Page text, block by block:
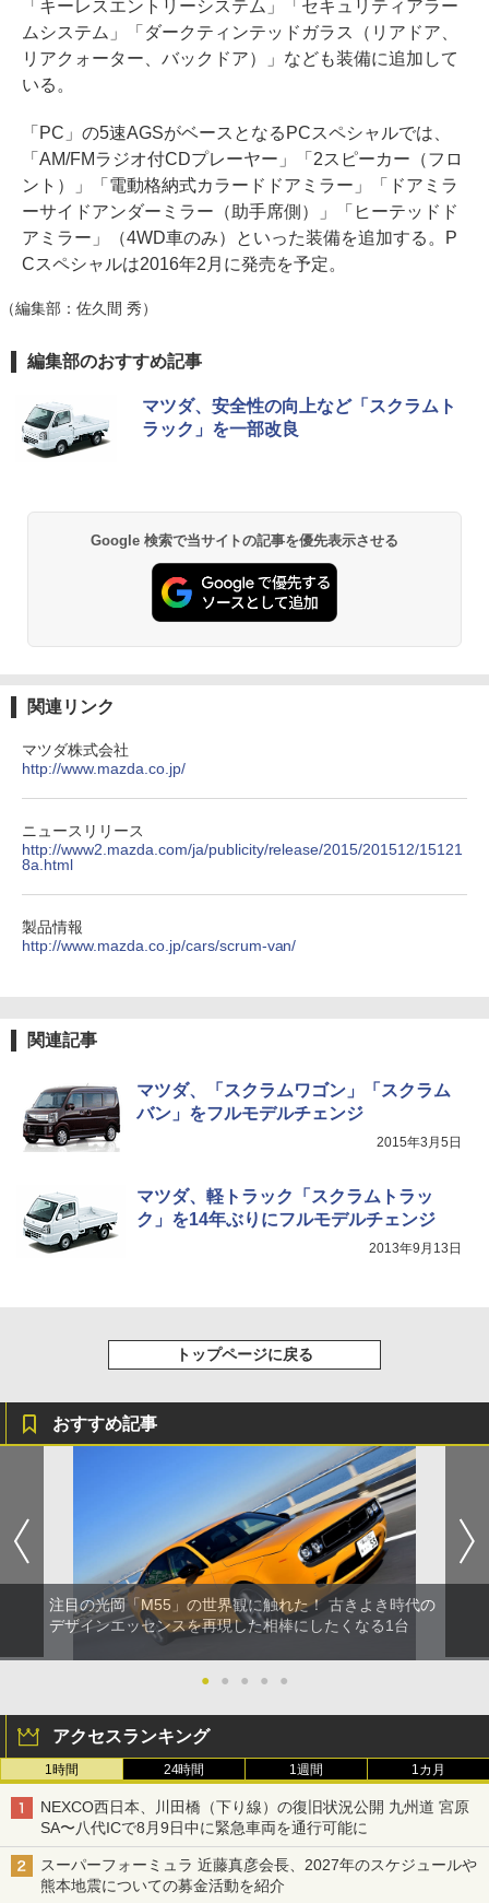
「キーレスエントリーシステム」「セキュリティアラー
ムシステム」「ダークティンテッドガラス（リアドア、
リアクォーター、バックドア）」なども装備に追加して
いる。
「PC」の5速AGSがベースとなるPCスペシャルでは、
「AM/FMラジオ付CDプレーヤー」「2スピーカー（フロ
ント）」「電動格納式カラードドアミラー」「ドアミラ
ーサイドアンダーミラー（助手席側）」「ヒーテッドド
アミラー」（4WD車のみ）といった装備を追加する。P
Cスペシャルは2016年2月に発売を予定。
（編集部：佐久間 秀）
編集部のおすすめ記事
マツダ、安全性の向上など「スクラムト
ラック」を一部改良
Google 検索で当サイトの記事を優先表示させる
関連リンク
マツダ株式会社
http://www.mazda.co.jp/
ニュースリリース
http://www2.mazda.com/ja/publicity/release/2015/201512/15121
8a.html
製品情報
http://www.mazda.co.jp/cars/scrum-van/
関連記事
マツダ、「スクラムワゴン」「スクラム
バン」をフルモデルチェンジ
2015年3月5日
マツダ、軽トラック「スクラムトラッ
ク」を14年ぶりにフルモデルチェンジ
2013年9月13日
トップページに戻る
おすすめ記事
注目の光岡「M55」の世界観に触れた！ 古きよき時代の
デザインエッセンスを再現した相棒にしたくなる1台
● ● ● ● ●
アクセスランキング
1時間 24時間 1週間 1カ月
NEXCO西日本、川田橋（下り線）の復旧状況公開 九州道 宮原
SA〜八代ICで8月9日中に緊急車両を通行可能に
スーパーフォーミュラ 近藤真彦会長、2027年のスケジュールや
熊本地震についての募金活動を紹介